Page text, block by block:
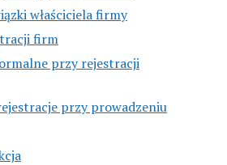
właściciela firmy
firm
przy rejestracji
przy prowadzeniu